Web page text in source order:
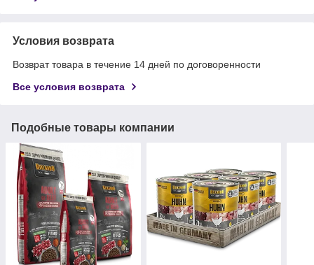
Условия возврата
Возврат товара в течение 14 дней по договоренности
Все условия возврата
Подобные товары компании